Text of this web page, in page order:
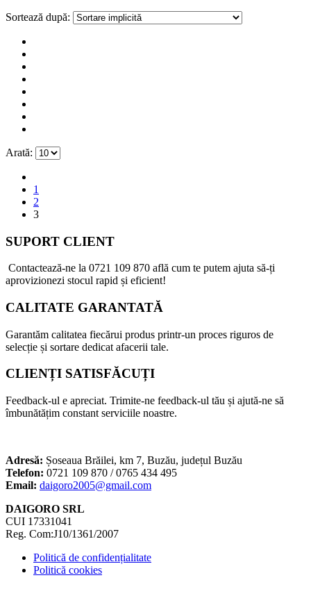
Sortează după:
Arată:
1
2
3
SUPORT CLIENT
Contactează-ne la 0721 109 870 află cum te putem ajuta să-ți
aprovizionezi stocul rapid și eficient!
CALITATE GARANTATĂ
Garantăm calitatea fiecărui produs printr-un proces riguros de
selecție și sortare dedicat afacerii tale.
CLIENȚI SATISFĂCUȚI
Feedback-ul e apreciat. Trimite-ne feedback-ul tău și ajută-ne să
îmbunătățim constant serviciile noastre.
Adresă: Șoseaua Brăilei, km 7, Buzău, județul Buzău
Telefon: 0721 109 870 / 0765 434 495
Email: daigoro2005@gmail.com
DAIGORO SRL
CUI 17331041
Reg. Com:J10/1361/2007
Politică de confidențialitate
Politică cookies